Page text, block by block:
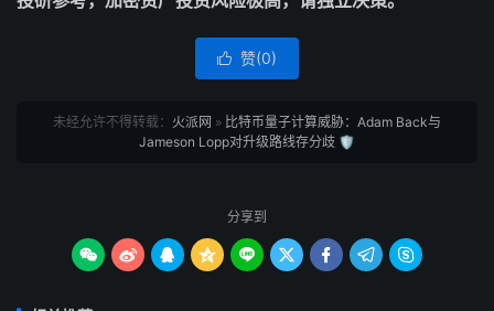
 赞(0)
未经允许不得转载： 火派网 » 比特币量子计算威胁：Adam Back与
Jameson Lopp对升级路线存分歧 🛡️
分享到
        